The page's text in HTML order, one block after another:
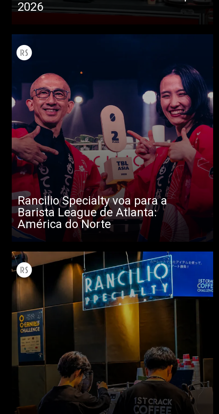
2026
Rancilio Specialty voa para a
Barista League de Atlanta:
América do Norte
Todos
Produtos
Notícias
Descarregar
Mais